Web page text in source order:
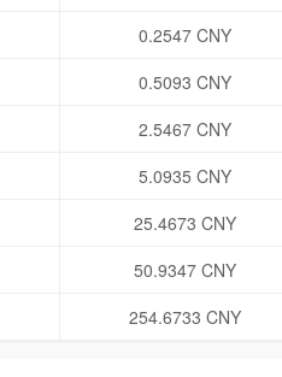
0.2547 CNY
0.5093 CNY
2.5467 CNY
5.0935 CNY
25.4673 CNY
50.9347 CNY
254.6733 CNY